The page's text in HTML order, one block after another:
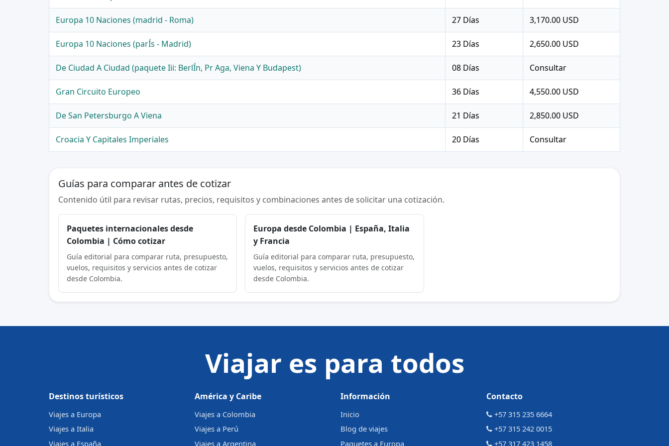
Europa 10 Naciones (madrid - Roma) 27 Días 3,170.00 USD
Europa 10 Naciones (parÍs - Madrid) 23 Días 2,650.00 USD
De Ciudad A Ciudad (paquete Iii: BerlÍn, Pr Aga, Viena Y Budapest) 08 Días Consultar
Gran Circuito Europeo 36 Días 4,550.00 USD
De San Petersburgo A Viena 21 Días 2,850.00 USD
Croacia Y Capitales Imperiales 20 Días Consultar
Guías para comparar antes de cotizar
Contenido útil para revisar rutas, precios, requisitos y combinaciones antes de solicitar una cotización.
Paquetes internacionales desde
Colombia | Cómo cotizar
Guía editorial para comparar ruta, presupuesto,
vuelos, requisitos y servicios antes de cotizar
desde Colombia.
Europa desde Colombia | España, Italia
y Francia
Guía editorial para comparar ruta, presupuesto,
vuelos, requisitos y servicios antes de cotizar
desde Colombia.
Viajar es para todos
Destinos turísticos
Viajes a Europa
Viajes a Italia
Viajes a España
América y Caribe
Viajes a Colombia
Viajes a Perú
Viajes a Argentina
Información
Inicio
Blog de viajes
Paquetes a Europa
Contacto
+57 315 235 6664
+57 315 242 0015
+57 317 423 1458